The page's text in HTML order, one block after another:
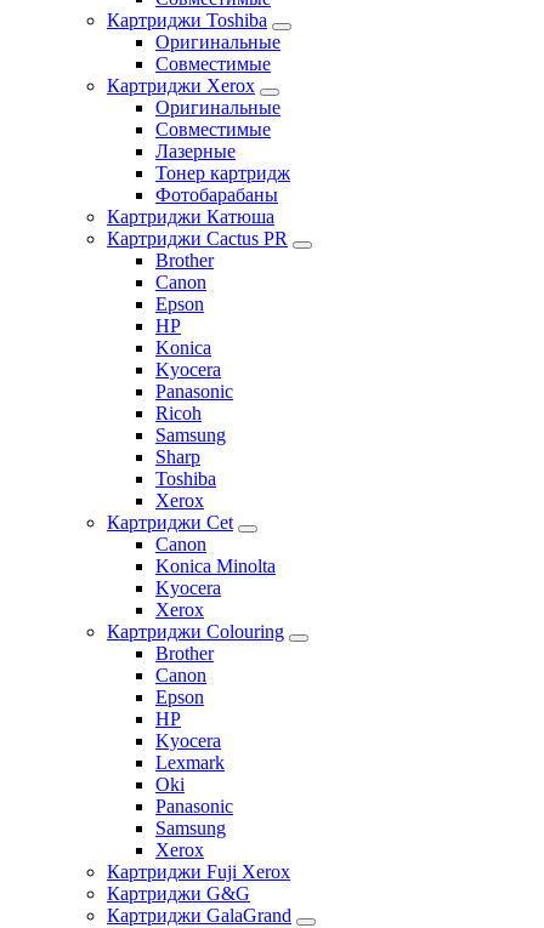
Картриджи Toshiba
Оригинальные
Совместимые
Картриджи Xerox
Оригинальные
Совместимые
Лазерные
Тонер картридж
Фотобарабаны
Картриджи Катюша
Картриджи Cactus PR
Brother
Canon
Epson
HP
Konica
Kyocera
Panasonic
Ricoh
Samsung
Sharp
Toshiba
Xerox
Картриджи Cet
Canon
Konica Minolta
Kyocera
Xerox
Картриджи Colouring
Brother
Canon
Epson
HP
Kyocera
Lexmark
Oki
Panasonic
Samsung
Xerox
Картриджи Fuji Xerox
Картриджи G&G
Картриджи GalaGrand